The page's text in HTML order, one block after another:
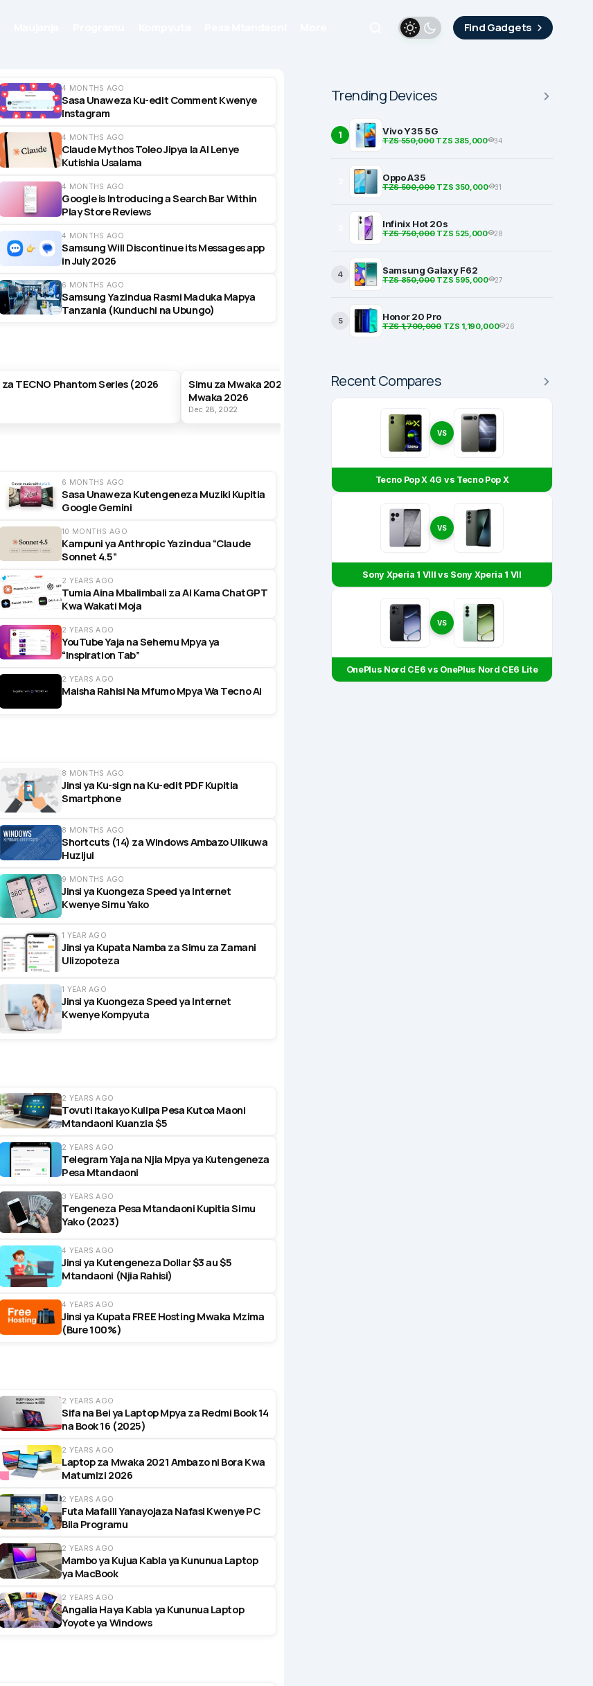
Find Gadgets
4 MONTHS AGO
Sasa Unaweza Ku-edit Comment Kwenye
Instagram
4 MONTHS AGO
Claude Mythos Toleo Jipya la AI Lenye
Kutishia Usalama
4 MONTHS AGO
Google is Introducing a Search Bar Within
Play Store Reviews
4 MONTHS AGO
Samsung Will Discontinue its Messages app
in July 2026
6 MONTHS AGO
Samsung Yazindua Rasmi Maduka Mapya
Tanzania (Kunduchi na Ubungo)
za TECNO Phantom Series (2026
Simu za Mwaka 2022 Ambazo ni Bora Kwa
Mwaka 2026
Dec 28, 2022
Most Popular Smartphones in
6 MONTHS AGO
Sasa Unaweza Kutengeneza Muziki Kupitia
Google Gemini
10 MONTHS AGO
Kampuni ya Anthropic Yazindua “Claude
Sonnet 4.5”
2 YEARS AGO
Tumia Aina Mbalimbali za AI Kama ChatGPT
Kwa Wakati Moja
2 YEARS AGO
YouTube Yaja na Sehemu Mpya ya
“Inspiration Tab”
2 YEARS AGO
Maisha Rahisi Na Mfumo Mpya Wa Tecno Ai
8 MONTHS AGO
Jinsi ya Ku-sign na Ku-edit PDF Kupitia
Smartphone
8 MONTHS AGO
Shortcuts (14) za Windows Ambazo Ulikuwa
Huzijui
9 MONTHS AGO
Jinsi ya Kuongeza Speed ya Internet
Kwenye Simu Yako
1 YEAR AGO
Jinsi ya Kupata Namba za Simu za Zamani
Ulizopoteza
1 YEAR AGO
Jinsi ya Kuongeza Speed ya Internet
Kwenye Kompyuta
2 YEARS AGO
Tovuti Itakayo Kulipa Pesa Kutoa Maoni
Mtandaoni Kuanzia $5
2 YEARS AGO
Telegram Yaja na Njia Mpya ya Kutengeneza
Pesa Mtandaoni
3 YEARS AGO
Tengeneza Pesa Mtandaoni Kupitia Simu
Yako (2023)
4 YEARS AGO
Jinsi ya Kutengeneza Dollar $3 au $5
Mtandaoni (Njia Rahisi)
4 YEARS AGO
Jinsi ya Kupata FREE Hosting Mwaka Mzima
(Bure 100%)
2 YEARS AGO
Sifa na Bei ya Laptop Mpya za Redmi Book 14
na Book 16 (2025)
2 YEARS AGO
Laptop za Mwaka 2021 Ambazo ni Bora Kwa
Matumizi 2026
2 YEARS AGO
Futa Mafaili Yanayojaza Nafasi Kwenye PC
Bila Programu
2 YEARS AGO
Mambo ya Kujua Kabla ya Kununua Laptop
ya MacBook
2 YEARS AGO
Angalia Haya Kabla ya Kununua Laptop
Yoyote ya Windows
Trending Devices
1 Vivo Y35 5G
TZS 550,000TZS 385,000 34
Oppo A35
TZS 500,000TZS 350,000 31
Infinix Hot 20s
TZS 750,000TZS 525,000 28
4 Samsung Galaxy F62
TZS 850,000TZS 595,000 27
5 Honor 20 Pro
TZS 1,700,000TZS 1,190,000 26
Recent Compares
VS
Tecno Pop X 4G vs Tecno Pop X
VS
Sony Xperia 1 VIII vs Sony Xperia 1 VII
VS
OnePlus Nord CE6 vs OnePlus Nord CE6 Lite